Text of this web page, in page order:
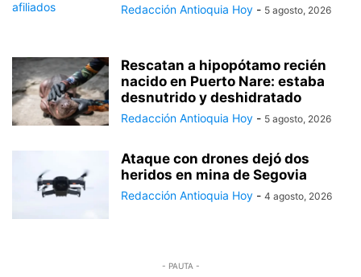
Redacción Antioquia Hoy - 5 agosto, 2026
Rescatan a hipopótamo recién
nacido en Puerto Nare: estaba
desnutrido y deshidratado
Redacción Antioquia Hoy - 5 agosto, 2026
Ataque con drones dejó dos
heridos en mina de Segovia
Redacción Antioquia Hoy - 4 agosto, 2026
- PAUTA -